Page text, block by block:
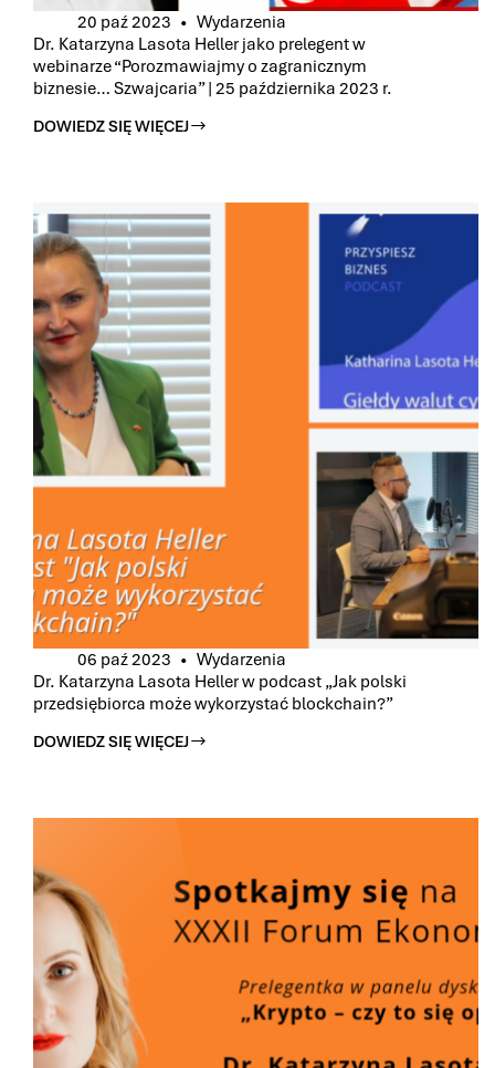
20 paź 2023
Wydarzenia
Dr. Katarzyna Lasota Heller jako prelegent w
webinarze “Porozmawiajmy o zagranicznym
biznesie… Szwajcaria” | 25 października 2023 r.
DOWIEDZ SIĘ WIĘCEJ
DR.
JAKO
PRELEGENT
W
WEBINARZE
“POROZMAWIAJMY
O
ZAGRANICZNYM
BIZNESIE…
SZWAJCARIA”
|
25
PAŹDZIERNIKA
2023
R.
06 paź 2023
Wydarzenia
Dr. Katarzyna Lasota Heller w podcast „Jak polski
przedsiębiorca może wykorzystać blockchain?”
DOWIEDZ SIĘ WIĘCEJ
DR.
„JAK
POLSKI
PRZEDSIĘBIORCA
MOŻE
WYKORZYSTAĆ
BLOCKCHAIN?”